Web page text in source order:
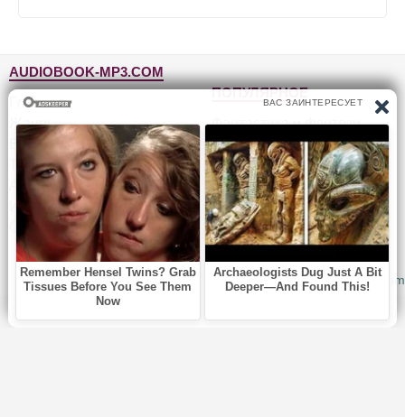
AUDIOBOOK-MP3.COM
Главная
Жанры
Блог
Топ-100
Авторы
Исполнители
Обратная связь
ПОПУЛЯРНОЕ
Фантастика и фэнтези
Детективы, триллеры
Для детей
Роман, проза
Приключения
Юмор, сатира
© 2010-2026Audiobook-mp3.com